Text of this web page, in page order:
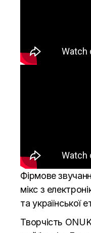
Фірмове
мікс з
та української
Творчість